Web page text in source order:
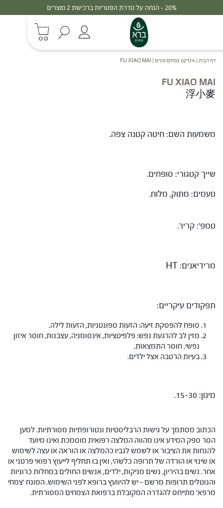
20% - הנחה על סדרת הפטריות ברכישת 2 מוצרים
דף הבית | אינדקס צמחים סיניים |
FU XIAO MAI
FU XIAO MAI
浮小麥
משמעות השם: חיטה קטנה צפה.
שייך קטגורי: סופחים.
טעמים: מתוק, מלוח.
טמפ': קריר.
מרידיאנים: HT
תפקודים עיקריים:
סופח להפסקת זיעה: הזעות ספונטניות, הזעות לילה.
מזין לב להרגעת נפש: פלפיטציות, אינסומניה, עצבנות, חוסר איזון
נפשי, חוסר התמצאות.
בעיות הרטבה אצל ילדים.
מינון: 15-30.
הכתוב מסתמך על גישות הרבליסטיות ונטורופתיות מסורתיות. למען
הסר ספק המידע אינו מהווה המלצה רפואית מוסמכת ואינו מיועד
להנחות את הציבור או לשמש לגביו כהמלצה או הוראה או עצה לשימוש
או שינוי או הורדה של תרופה כלשהי, ואין בו תחליף לייעוץ רפואי פרטני או
אחר. נשים בהיריון, נשים מניקות, ילדים, אנשים החולים במחלות כרוניות
והנוטלים תרופות מרשם – יש להיוועץ ברופא לפני השימוש. המונח 'צמחי
מרפא' מתייחס להגדרה המקובלת ברפואת הצמחים המסורתית.